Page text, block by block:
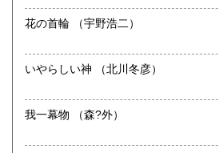
-
歴史、美術工芸、近代文献、趣味、古
花の首輪 （宇野浩二）
いやらしい神 （北川冬彦）
我一幕物 （森?外）